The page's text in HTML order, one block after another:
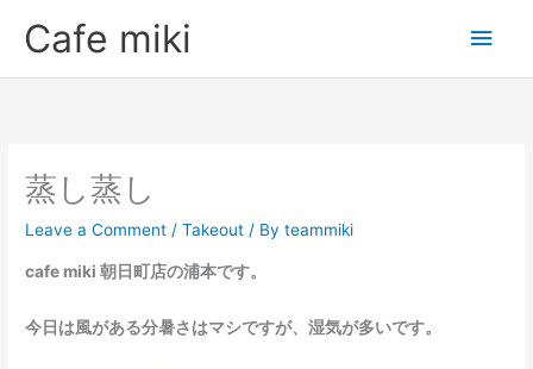
Cafe miki
Main
蒸し蒸し
Leave a Comment /Takeout / Byteammiki
cafe miki 朝日町店の浦本です。
今日は風がある分暑さはマシですが、湿気が多いです。